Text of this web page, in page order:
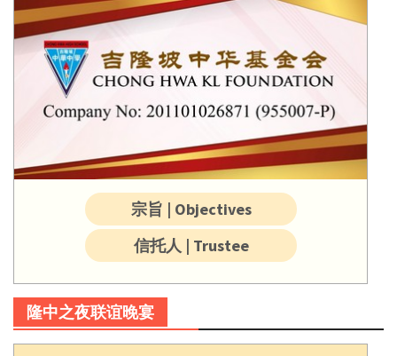
宗旨 | Objectives
信托人 | Trustee
隆中之夜联谊晚宴